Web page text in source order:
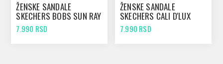
ŽENSKE SANDALE
SKECHERS BOBS SUN RAY
TAUPE
7.990 RSD
ŽENSKE SANDALE
SKECHERS CALI D'LUX
WALKER - RETRO
COSMOS MAUVE
7.990 RSD